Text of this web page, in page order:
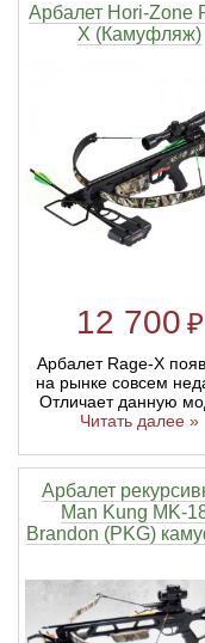
Арбалет Hori-Zone
X (Камуфляж)
12 700 ₽
Арбалет Rage-X
на рынке совсем
Отличает данную
Читать далее »
Арбалет
Man Kung MK-
Brandon (PKG)